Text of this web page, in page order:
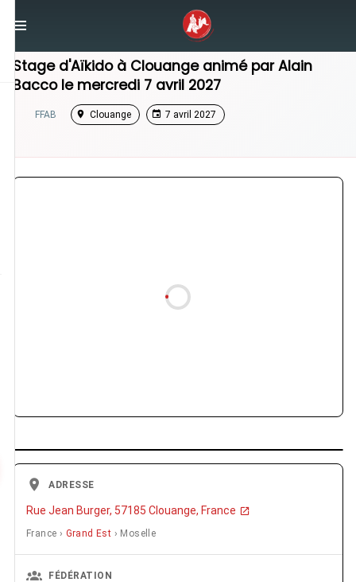
Stage d'Aïkido à Clouangeanimé parAlain
Baccole mercredi 7 avril 2027
FFAB Clouange 7 avril 2027
ADRESSE
Rue Jean Burger, 57185 Clouange, France
France › Grand Est › Moselle
FÉDÉRATION